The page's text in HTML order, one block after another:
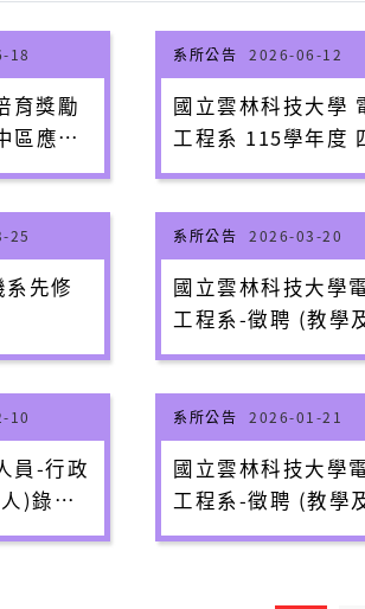
18
育獎勵
區應屆
培訓基
說明
系所公告 2026-06-12
國立雲林科技大學
工程系 11​5學年度
甄選入學【術科考
25
先修
期四)截
系所公告 2026-03-20
國立雲林科技大學
工程系-徵聘 (教學
研型)編制外專任助
10
員-行政
)錄取
系所公告 2026-01-21
國立雲林科技大學
工程系-徵聘 (教學
研型)編制外專任助